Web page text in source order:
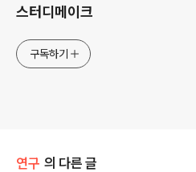
스터디메이크
구독하기
연구 의 다른 글